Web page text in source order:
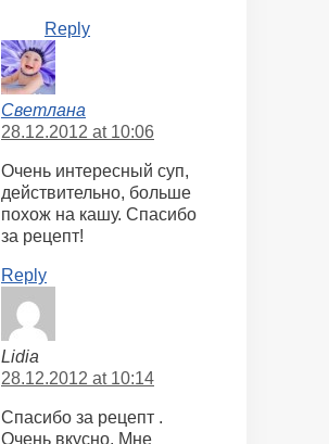
Reply
Светлана
28.12.2012 at 10:06
Очень интересный суп,
действительно, больше
похож на кашу. Спасибо
за рецепт!
Reply
Lidia
28.12.2012 at 10:14
Спасибо за рецепт .
Очень вкусно. Мне